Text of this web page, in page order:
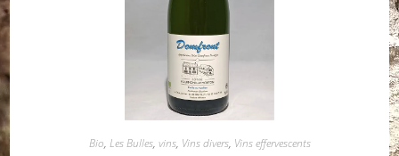
Bio, Les Bulles, vins, Vins divers, Vins effervescents